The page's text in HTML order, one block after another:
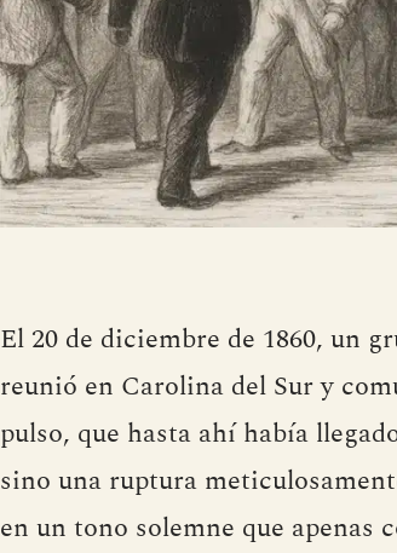
El 20 de diciembre de 1860, un
reunió en Carolina del Sur y
pulso, que hasta ahí había
sino una ruptura
en un tono solemne que apenas